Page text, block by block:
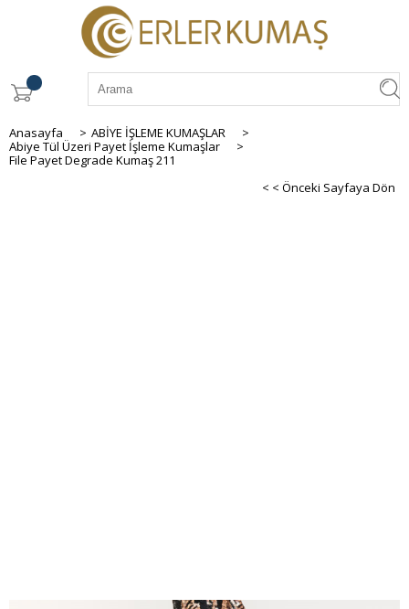
Anasayfa > ABİYE İŞLEME KUMAŞLAR
>
Abiye Tül Üzeri Payet İşleme Kumaşlar
>
File Payet Degrade Kumaş 211
< < Önceki Sayfaya Dön